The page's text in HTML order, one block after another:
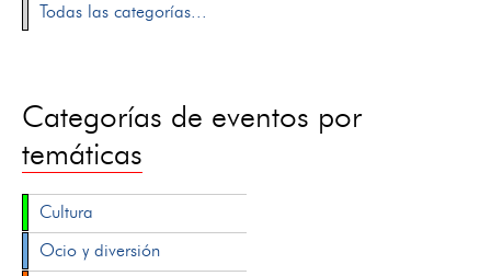
Todas las categorías...
Categorías de eventos por
temáticas
Cultura
Ocio y diversión